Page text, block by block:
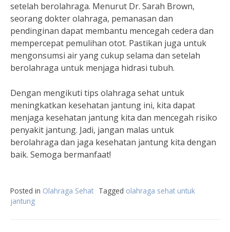
setelah berolahraga. Menurut Dr. Sarah Brown,
seorang dokter olahraga, pemanasan dan
pendinginan dapat membantu mencegah cedera dan
mempercepat pemulihan otot. Pastikan juga untuk
mengonsumsi air yang cukup selama dan setelah
berolahraga untuk menjaga hidrasi tubuh.
Dengan mengikuti tips olahraga sehat untuk
meningkatkan kesehatan jantung ini, kita dapat
menjaga kesehatan jantung kita dan mencegah risiko
penyakit jantung. Jadi, jangan malas untuk
berolahraga dan jaga kesehatan jantung kita dengan
baik. Semoga bermanfaat!
Posted in Olahraga Sehat Tagged olahraga sehat untuk
jantung